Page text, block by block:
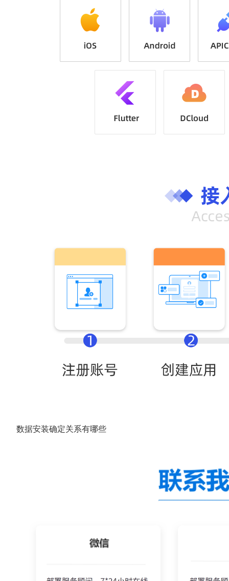
数据安装确定关系有哪些